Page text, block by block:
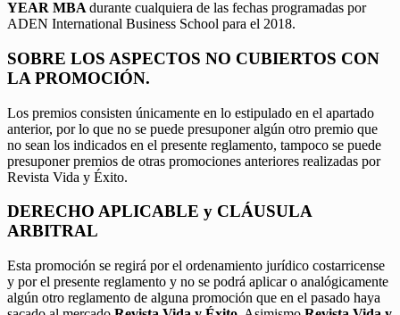
YEAR MBA durante cualquiera de las fechas programadas por
ADEN International Business School para el 2018.
SOBRE LOS ASPECTOS NO CUBIERTOS CON
LA PROMOCIÓN.
Los premios consisten únicamente en lo estipulado en el apartado
anterior, por lo que no se puede presuponer algún otro premio que
no sean los indicados en el presente reglamento, tampoco se puede
presuponer premios de otras promociones anteriores realizadas por
Revista Vida y Éxito.
DERECHO APLICABLE y CLÁUSULA
ARBITRAL
Esta promoción se regirá por el ordenamiento jurídico costarricense
y por el presente reglamento y no se podrá aplicar o analógicamente
algún otro reglamento de alguna promoción que en el pasado haya